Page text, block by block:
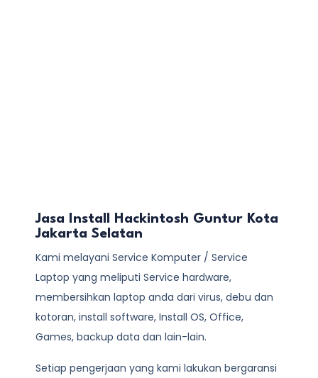
Jasa Install Hackintosh Guntur Kota
Jakarta Selatan
Kami melayani Service Komputer / Service
Laptop yang meliputi Service hardware,
membersihkan laptop anda dari virus, debu dan
kotoran, install software, Install OS, Office,
Games, backup data dan lain-lain.
Setiap pengerjaan yang kami lakukan bergaransi